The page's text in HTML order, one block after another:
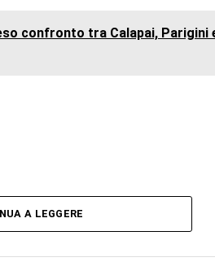
confronto tra Calapai, Parigini
A LEGGERE